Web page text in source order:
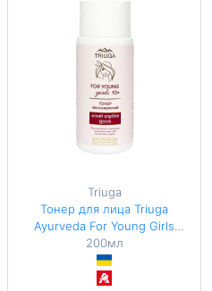
Triuga
Тонер для лица Triuga
Ayurveda For Young Girls
увлажняющий 200мл
200мл